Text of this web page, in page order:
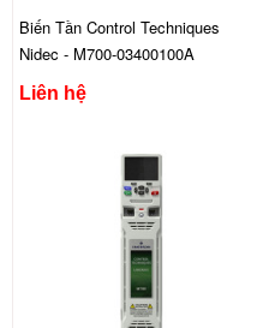
Biến Tần Control Techniques
Nidec - M700-03400100A
Liên hệ